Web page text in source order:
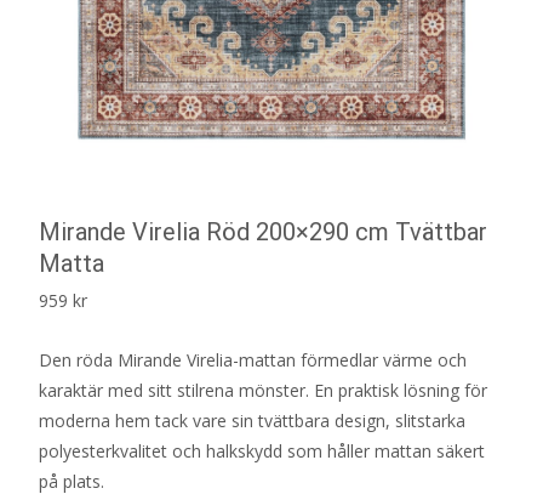
Mirande Virelia Röd 200×290 cm Tvättbar
Matta
959 kr
Den röda Mirande Virelia-mattan förmedlar värme och
karaktär med sitt stilrena mönster. En praktisk lösning för
moderna hem tack vare sin tvättbara design, slitstarka
polyesterkvalitet och halkskydd som håller mattan säkert
på plats.